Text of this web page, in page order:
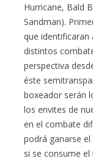
Hurricane, Bald
Sandman).
que identificaran
distintos
perspectiva
éste
boxeador serán
los envites de
en el combate
podrá ganarse
si se consume